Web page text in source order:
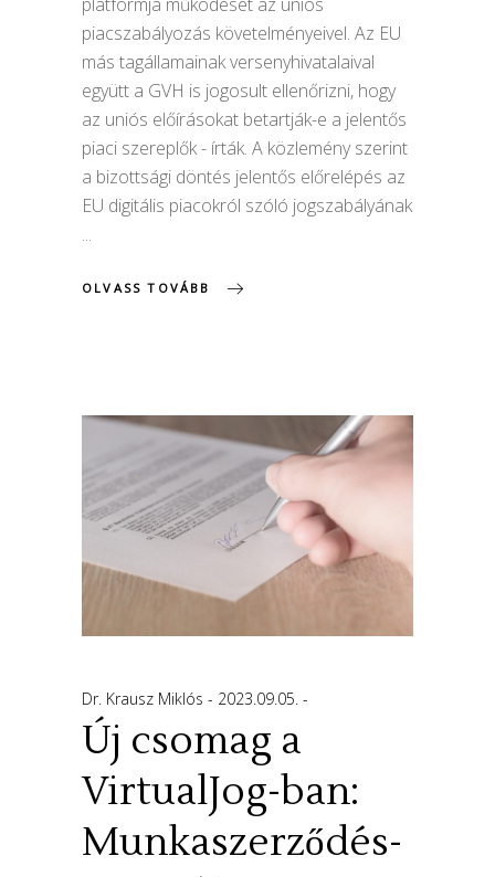
piacszabályozás követelményeivel. Az EU
más tagállamainak versenyhivatalaival
együtt a GVH is jogosult ellenőrizni, hogy
az uniós előírásokat betartják-e a jelentős
piaci szereplők - írták. A közlemény szerint
a bizottsági döntés jelentős előrelépés az
EU digitális piacokról szóló jogszabályának
OLVASS TOVÁBB
Dr. Krausz Miklós 2023.09.05.
Új csomag a
VirtualJog-ban:
Munkaszerződés-